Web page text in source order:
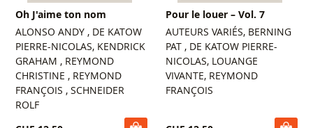
Oh J'aime ton nom
ALONSO ANDY , DE KATOW
PIERRE-NICOLAS, KENDRICK
GRAHAM , REYMOND
CHRISTINE , REYMOND
FRANÇOIS , SCHNEIDER
ROLF
Pour le louer – Vol. 7
AUTEURS VARIÉS, BERNING
PAT , DE KATOW PIERRE-
NICOLAS, LOUANGE
VIVANTE, REYMOND
FRANÇOIS